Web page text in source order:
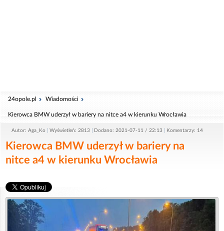
24opole.pl Wiadomości
Kierowca BMW uderzył w bariery na nitce a4 w kierunku Wrocławia
Autor: Aga_Ko Wyświetleń: 2813 Dodano: 2021-07-11 / 22:13 Komentarzy: 14
Kierowca BMW uderzył w bariery na
nitce a4 w kierunku Wrocławia